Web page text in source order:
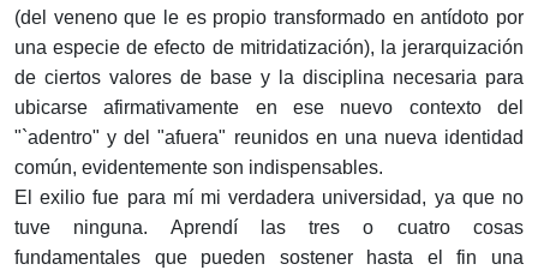
(del veneno que le es propio transformado en antídoto por
una especie de efecto de mitridatización), la jerarquización
de ciertos valores de base y la disciplina necesaria para
ubicarse afirmativamente en ese nuevo contexto del
"`adentro" y del "afuera" reunidos en una nueva identidad
común, evidentemente son indispensables.
El exilio fue para mí mi verdadera universidad, ya que no
tuve ninguna. Aprendí las tres o cuatro cosas
fundamentales que pueden sostener hasta el fin una